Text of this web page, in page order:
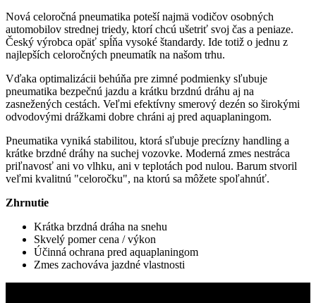
Nová celoročná pneumatika poteší najmä vodičov osobných
automobilov strednej triedy, ktorí chcú ušetriť svoj čas a peniaze.
Český výrobca opäť spĺňa vysoké štandardy. Ide totiž o jednu z
najlepších celoročných pneumatík na našom trhu.
Vďaka optimalizácii behúňa pre zimné podmienky sľubuje
pneumatika bezpečnú jazdu a krátku brzdnú dráhu aj na
zasnežených cestách. Veľmi efektívny smerový dezén so širokými
odvodovými drážkami dobre chráni aj pred aquaplaningom.
Pneumatika vyniká stabilitou, ktorá sľubuje precízny handling a
krátke brzdné dráhy na suchej vozovke. Moderná zmes nestráca
priľnavosť ani vo vlhku, ani v teplotách pod nulou. Barum stvoril
veľmi kvalitnú "celoročku", na ktorú sa môžete spoľahnúť.
Zhrnutie
Krátka brzdná dráha na snehu
Skvelý pomer cena / výkon
Účinná ochrana pred aquaplaningom
Zmes zachováva jazdné vlastnosti